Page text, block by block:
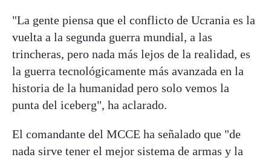
"La gente piensa que el conflicto de Ucrania es la
vuelta a la segunda guerra mundial, a las
trincheras, pero nada más lejos de la realidad, es
la guerra tecnológicamente más avanzada en la
historia de la humanidad pero solo vemos la
punta del iceberg", ha aclarado.
El comandante del MCCE ha señalado que "de
nada sirve tener el mejor sistema de armas y la